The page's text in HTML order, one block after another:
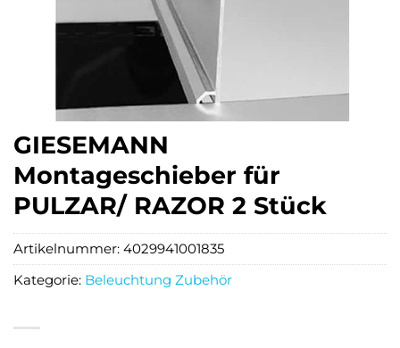
GIESEMANN
Montageschieber für
PULZAR/ RAZOR 2 Stück
Artikelnummer: 4029941001835
Kategorie: Beleuchtung Zubehör